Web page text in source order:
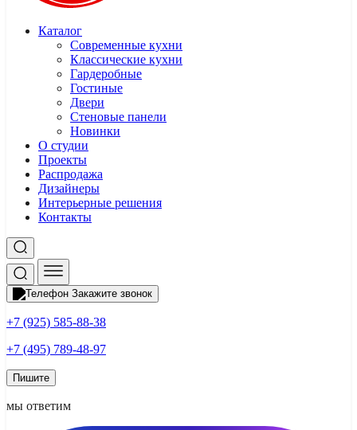
Каталог
Современные кухни
Классические кухни
Гардеробные
Гостиные
Двери
Стеновые панели
Новинки
О студии
Проекты
Распродажа
Дизайнеры
Интерьерные решения
Контакты
Закажите звонок
+7 (925) 585-88-38
+7 (495) 789-48-97
Пишите
мы ответим